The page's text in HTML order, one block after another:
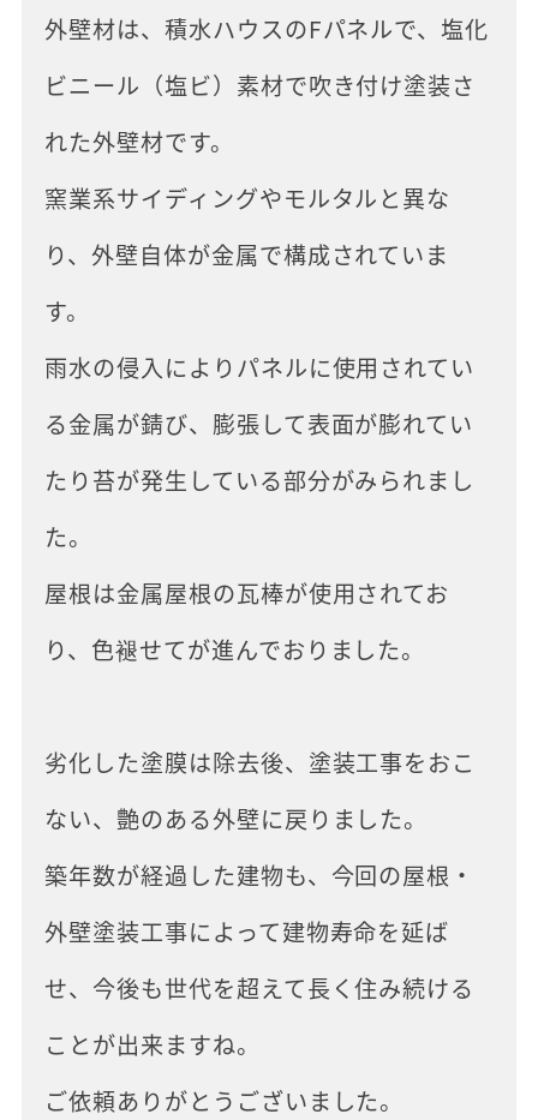
外壁材は、積水ハウスのFパネルで、塩化
ビニール（塩ビ）素材で吹き付け塗装さ
れた外壁材です。
窯業系サイディングやモルタルと異な
り、外壁自体が金属で構成されていま
す。
雨水の侵入によりパネルに使用されてい
る金属が錆び、膨張して表面が膨れてい
たり苔が発生している部分がみられまし
た。
屋根は金属屋根の瓦棒が使用されてお
り、色褪せてが進んでおりました。
劣化した塗膜は除去後、塗装工事をおこ
ない、艶のある外壁に戻りました。
築年数が経過した建物も、今回の屋根・
外壁塗装工事によって建物寿命を延ば
せ、今後も世代を超えて長く住み続ける
ことが出来ますね。
ご依頼ありがとうございました。